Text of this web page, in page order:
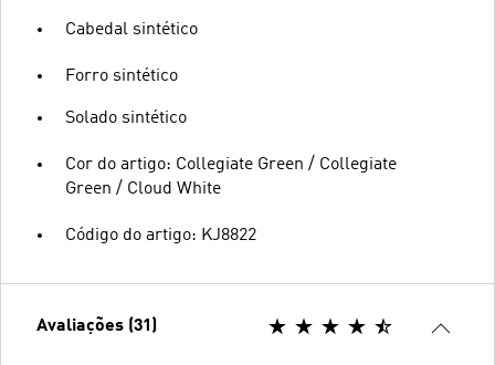
Cabedal sintético
Forro sintético
Solado sintético
Cor do artigo: Collegiate Green / Collegiate
Green / Cloud White
Código do artigo: KJ8822
Avaliações (31)